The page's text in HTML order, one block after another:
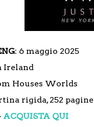
: 6 maggio 2025
Ireland
Houses Worlds
rigida, 252 pagine
ACQUISTA QUI